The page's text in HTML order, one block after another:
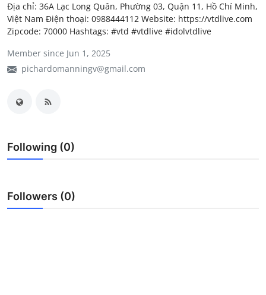
My Lab
School Science
Disease Science
Blogs
Địa chỉ: 36A Lạc Long Quân, Phường 03, Quận 11, Hồ Chí Minh,
Việt Nam Điện thoại: 0988444112 Website: https://vtdlive.com
Zipcode: 70000 Hashtags: #vtd #vtdlive #idolvtdlive
Member since Jun 1, 2025
pichardomanningv@gmail.com
Following (0)
Followers (0)